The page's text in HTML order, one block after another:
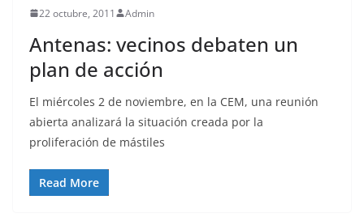
22 octubre, 2011 Admin
Antenas: vecinos debaten un
plan de acción
El miércoles 2 de noviembre, en la CEM, una reunión
abierta analizará la situación creada por la
proliferación de mástiles
Read More